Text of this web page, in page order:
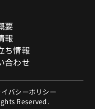
要
報
ち情報
合わせ
バシーポリシー
Reserved.